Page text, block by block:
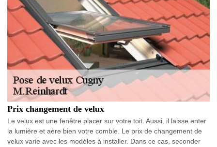
Prix changement de velux
Le velux est une fenêtre placer sur votre toit. Aussi, il laisse enter
la lumière et aère bien votre comble. Le prix de changement de
velux varie avec les modèles à installer. Dans ce cas, seconder